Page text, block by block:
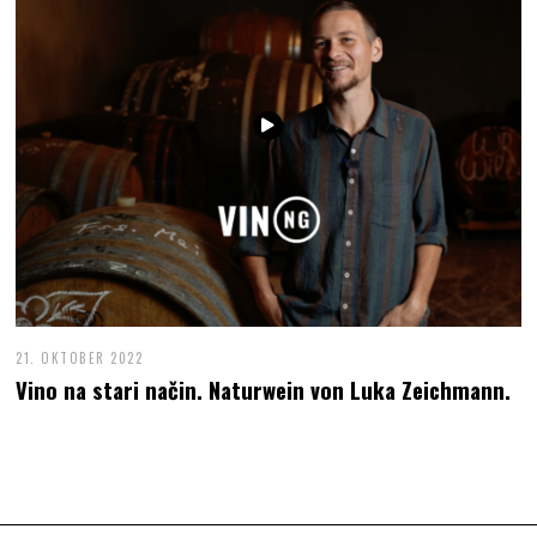
21. OKTOBER 2022
Vino na stari način. Naturwein von Luka Zeichmann.